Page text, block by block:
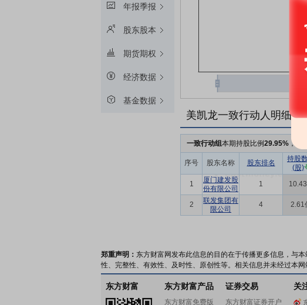
年报季报
股东股本
期货期权
经济数据
基金数据
美凯龙一致行动人明细
一致行动组本期持股比例29.95% ，持
序号 股东名称 股东排名
持股
(股)
1
厦门建发股
份有限公司
1
2
联发集团有
限公司
4 2.61
郑重声明： 东方财富网发布此信息的目的在于传播更多信息，与
性、完整性、有效性、及时性、原创性等。相关信息并未经过本
东方财富 东方财富产品
东方财富免费版
证券交易
东方财富证券开户
关